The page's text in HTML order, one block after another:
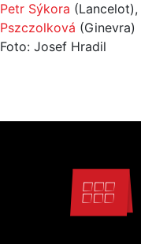
Petr Sýkora (Lancelot),
Pszczolková (Ginevra)
Foto: Josef Hradil